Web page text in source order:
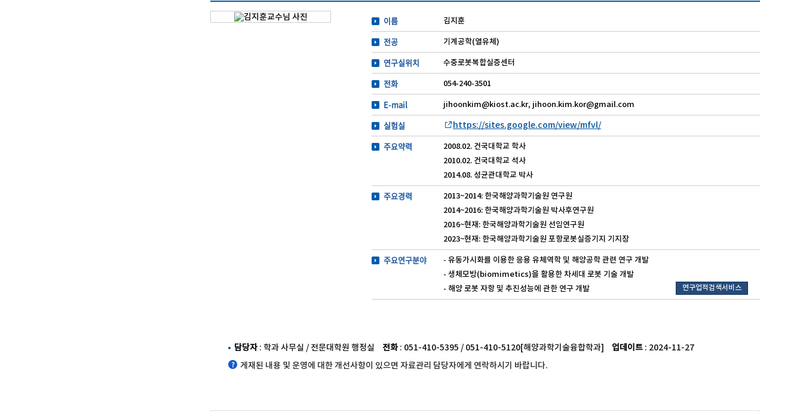
이름 김지훈
전공 기계공학(열유체)
연구실위치 수중로봇복합실증센터
전화 054-240-3501
E-mail jihoonkim@kiost.ac.kr, jihoon.kim.kor@gmail.com
실험실 https://sites.google.com/view/mfvl/
주요약력
2008.02. 건국대학교 학사
2010.02. 건국대학교 석사
2014.08. 성균관대학교 박사
주요경력
2013~2014: 한국해양과학기술원 연구원
2014~2016: 한국해양과학기술원 박사후연구원
2016~현재: 한국해양과학기술원 선임연구원
2023~현재: 한국해양과학기술원 포항로봇실증기지 기지장
주요연구분야
- 유동가시화를 이용한 응용 유체역학 및 해양공학 관련 연구 개발
- 생체모방(biomimetics)을 활용한 차세대 로봇 기술 개발
- 해양 로봇 자항 및 추진성능에 관한 연구 개발
연구업적검색서비스
담당자 : 학과 사무실 / 전문대학원 행정실 전화 : 051-410-5395 / 051-410-5120[해양과학기술융합학과] 업데이트 : 2024-11-27
게재된 내용 및 운영에 대한 개선사항이 있으면 자료관리 담당자에게 연락하시기 바랍니다.